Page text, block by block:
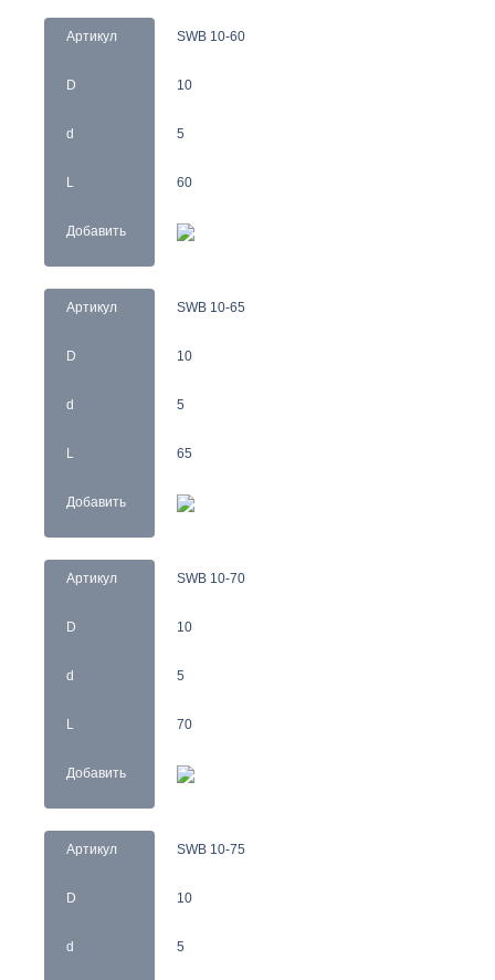
Артикул
D
d
L
Добавить
SWB 10-60
10
5
60
Артикул
D
d
L
Добавить
SWB 10-65
10
5
65
Артикул
D
d
L
Добавить
SWB 10-70
10
5
70
Артикул
D
d
SWB 10-75
10
5